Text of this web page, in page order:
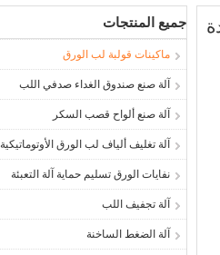
جميع المنتجات
ماكينات قولبة لب الورق
آلة صنع صندوق الغداء صدفي اللب
آلة صنع ألواح قصب السكر
آلة تغليف ألياف لب الورق الأوتوماتيكية
نفايات الورق تسليم حماية آلة التعبئة
آلة تجفيف اللب
آلة الضغط الساخنة